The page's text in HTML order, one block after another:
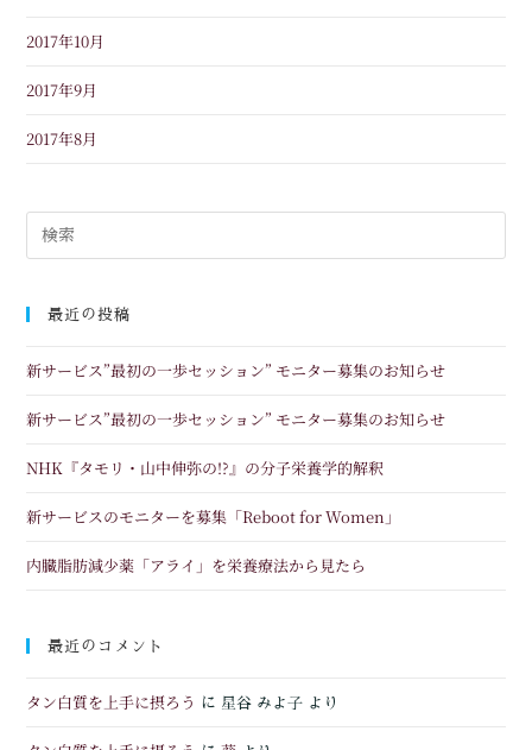
2017年10月
2017年9月
2017年8月
最近の投稿
新サービス”最初の一歩セッション” モニター募集のお知らせ
新サービス”最初の一歩セッション” モニター募集のお知らせ
NHK『タモリ・山中伸弥の!?』の分子栄養学的解釈
新サービスのモニターを募集「Reboot for Women」
内臓脂肪減少薬「アライ」を栄養療法から見たら
最近のコメント
タン白質を上手に摂ろう に 星谷 みよ子 より